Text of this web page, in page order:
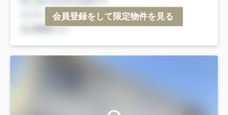
会員登録をして限定物件を見る